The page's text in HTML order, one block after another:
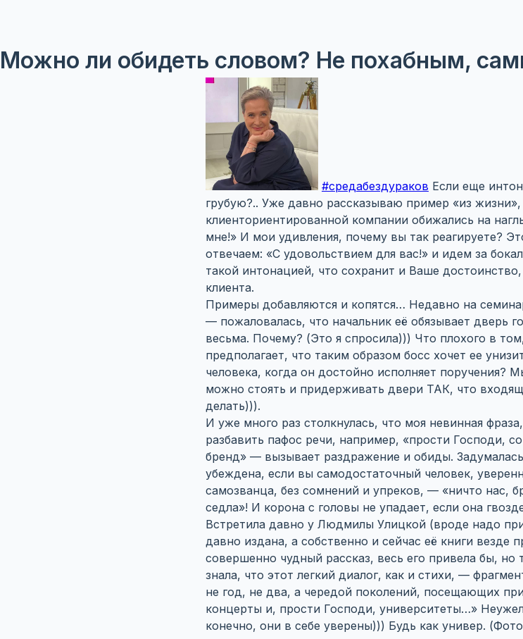
Можно ли обидеть словом? Не похабным,
#средабездураков Если еще
грубую?.. Уже давно рассказываю пример «из
клиенториентированной компании обижались на
мне!» И мои удивления, почему вы так реагируете?
отвечаем: «С удовольствием для вас!» и идем за
такой интонацией, что сохранит и Ваше
клиента.
Примеры добавляются и копятся… Недавно на
— пожаловалась, что начальник её обязывает дверь
весьма. Почему? (Это я спросила))) Что плохого в
предполагает, что таким образом босс хочет ее
человека, когда он достойно исполняет поручения?
можно стоять и придерживать двери ТАК, что
делать))).
И уже много раз столкнулась, что моя невинная
разбавить пафос речи, например, «прости Господи,
бренд» — вызывает раздражение и обиды.
убеждена, если вы самодостаточный человек,
самозванца, без сомнений и упреков, — «ничто нас,
седла»! И корона с головы не упадает, если она
Встретила давно у Людмилы Улицкой (вроде надо
давно издана, а собственно и сейчас её книги везде
совершенно чудный рассказ, весь его привела бы,
знала, что этот легкий диалог, как и стихи, —
не год, не два, а чередой поколений, посещающих
концерты и, прости Господи, университеты…»
конечно, они в себе уверены))) Будь как универ.